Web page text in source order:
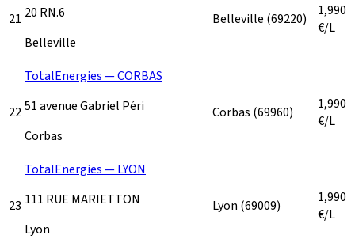
21 20 RN.6
Belleville
Belleville (69220)
1,990
€/L
22
TotalEnergies — CORBAS
51 avenue Gabriel Péri
Corbas
Corbas (69960)
1,990
€/L
23
TotalEnergies — LYON
111 RUE MARIETTON
Lyon
Lyon (69009)
1,990
€/L